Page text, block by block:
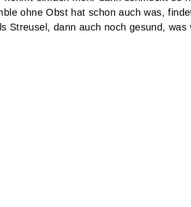
ohne Obst hat schon auch was,
Streusel, dann auch noch gesund, was